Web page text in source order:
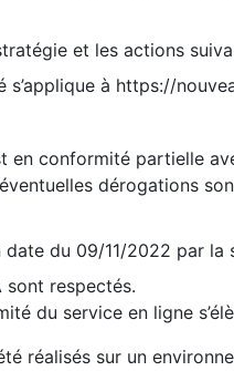
et les actions
s’applique à https://
en conformité partielle
dérogations
date du 09/11/2022 par
sont respectés.
du service en ligne
réalisés sur un